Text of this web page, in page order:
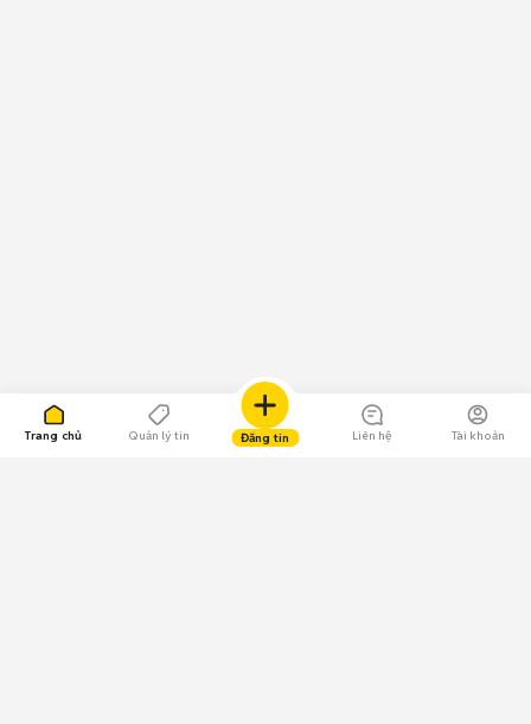
Trang chủ Quản lý tin Đăng tin Liên hệ Tài khoản